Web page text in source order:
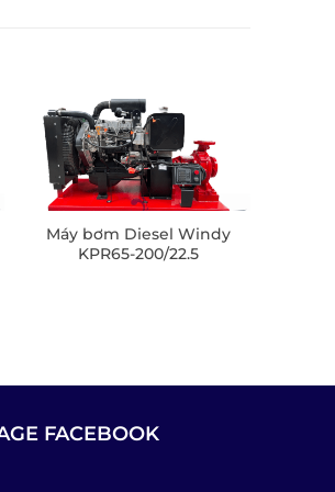
Máy bơm Diesel Windy
KPR65-200/22.5
FACEBOOK